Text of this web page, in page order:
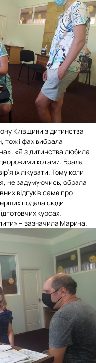
Київщини з дитинства
тож і фах вибрала
«Я з дитинства любила
котами. Брала
їх лікувати. Тому коли
не задумуючись, обрала
відгуків саме про
подала сюди
курсах.
– зазначила Марина.